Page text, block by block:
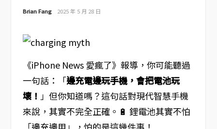
Brian Fang 2025 年 5 月 28 日
《iPhone News 愛瘋了》報導，你可能聽過
一句話：「邊充電邊玩手機，會把電池玩
壞！ 」但你知道嗎？這句話對現代智慧手機
來說，其實不完全正確。🔋 鋰電池其實不怕